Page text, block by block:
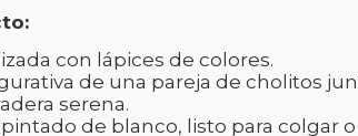
con lápices de colores.
de una pareja de cholitos
serena.
de blanco, listo para colgar o